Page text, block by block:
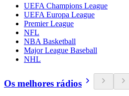
UEFA Champions League
UEFA Europa League
Premier League
NFL
NBA Basketball
Major League Baseball
NHL
Os melhores rádios